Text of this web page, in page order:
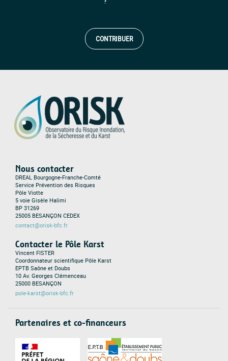
CONTRIBUER
Nous contacter
DREAL Bourgogne-Franche-Comté
Service Prévention des Risques
Pôle Viotte
5 voie Gisèle Halimi
BP 31269
25005 BESANÇON CEDEX
contact@orisk-bfc.fr
Contacter le Pôle Karst
Vincent FISTER
Coordonnateur scientifique Pôle Karst
EPTB Saône et Doubs
10 Av. Georges Clémenceau
25000 BESANÇON
pole-karst@orisk-bfc.fr
Partenaires et co-financeurs